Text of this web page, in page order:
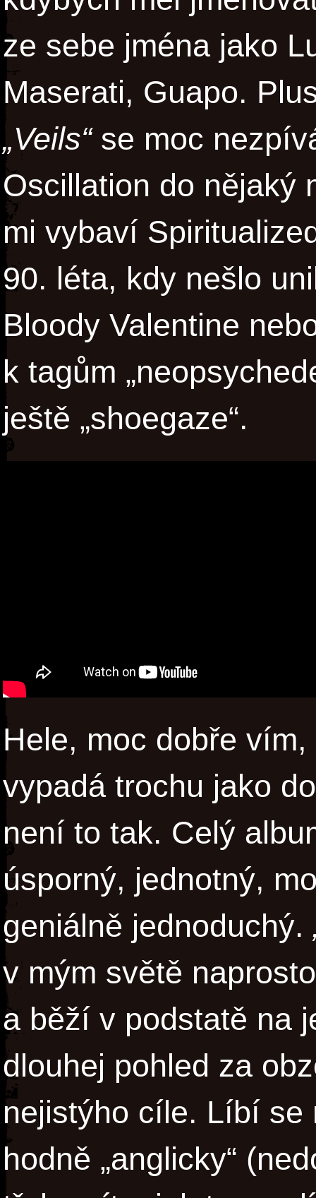
ze sebe jména jako
Maserati, Guapo.
„Veils“se moc
Oscillation do nějaký
mi vybaví
90. léta, kdy nešlo
Bloody Valentine
k tagům
ještě „shoegaze“.
Hele, moc dobře
vypadá trochu jako
není to tak. Celý
úsporný, jednotný,
geniálně jednoduchý.
v mým světě
a běží v podstatě na
dlouhej pohled za
nejistýho cíle. Líbí se
hodně „anglicky“